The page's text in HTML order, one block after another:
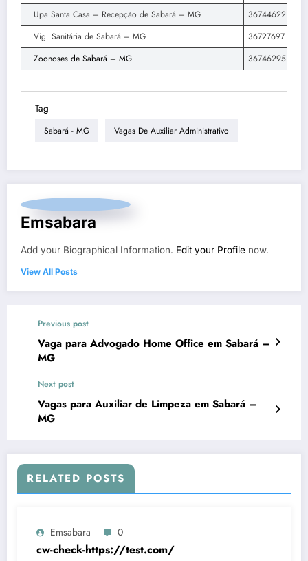
Upa Santa Casa – Recepção de Sabará – MG
36744622
Vig. Sanitária de Sabará – MG
36727697
Zoonoses de Sabará – MG
36746295
Tag
Sabará - MG Vagas De Auxiliar Administrativo
Emsabara
Add your Biographical Information. Edit your Profile now.
View All Posts
Previous post
Vaga para Advogado Home Office em Sabará –
MG
Next post
Vagas para Auxiliar de Limpeza em Sabará –
MG
RELATED POSTS
Emsabara 0
cw-check-https://test.com/